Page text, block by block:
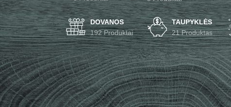
DOVANOS
192 Produktai
TAUPYKLĖS
21 Produktas